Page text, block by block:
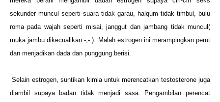
sekunder muncul seperti suara tidak garau, halqum tidak timbul, bulu
roma pada wajah seperti misai, janggut dan jambang tidak muncul(
muka jambu dikecualikan -,- ). Malah estrogen ini merampingkan perut
dan menjadikan dada dan punggung berisi.
Selain estrogen, suntikan kimia untuk merencatkan testosterone juga
diambil supaya badan tidak menjadi sasa. Pengambilan perencat